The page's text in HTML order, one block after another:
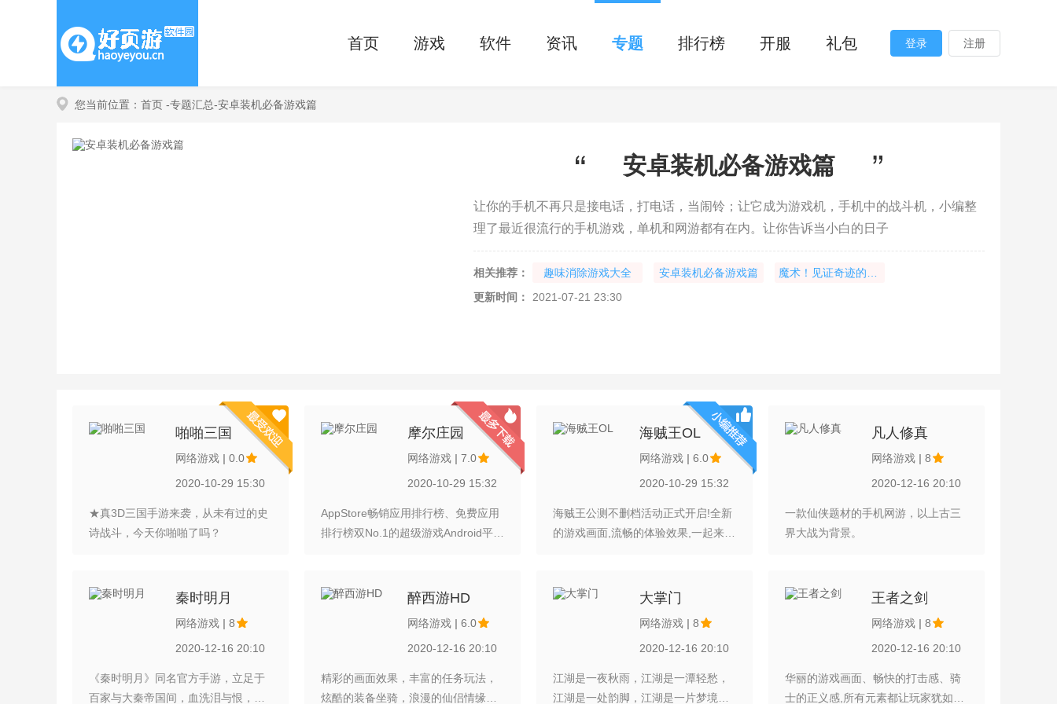
首页 游戏 软件 资讯 专题 排行榜 开服 礼包 登录 注册
您当前位置： 首页 -专题汇总-安卓装机必备游戏篇
安卓装机必备游戏篇
让你的手机不再只是接电话，打电话，当闹铃；让它成为游戏机，手机中的战斗机，小编整
理了最近很流行的手机游戏，单机和网游都有在内。让你告诉当小白的日子
相关推荐： 趣味消除游戏大全 安卓装机必备游戏篇
更新时间：
2021-07-21 23:30
啪啪三国
网络游戏 | 0.0
2020-10-29 15:30
★真3D三国手游来袭，从未有过的史
诗战斗，今天你啪啪了吗？
摩尔庄园
网络游戏 | 7.0
2020-10-29 15:32
AppStore畅销应用排行榜、免费应用
排行榜双No.1的超级游戏Android平台
玩，奇特的剧情带你走进神秘世界。
你的最爱。 3、独特功能的各色建
筑，你的庄园你做主。 4、爽快升级
体验，成就感超棒。 5、4款内置小游
戏，玩不够的丰富内容。 6、和亲朋
海贼王OL
网络游戏 | 6.0
2020-10-29 15:32
海贼王公测不删档活动正式开启!全新
的游戏画面,流畅的体验效果,一起来寻
2.论坛提交 3.游戏qq群：256163191
凡人修真
网络游戏 | 8
2020-12-16 20:10
一款仙侠题材的手机网游，以上古三
界大战为背景。
秦时明月
网络游戏 | 8
2020-12-16 20:10
《秦时明月》同名官方手游，立足于
百家与大秦帝国间，血洗泪与恨，挥
醉西游HD
网络游戏 | 6.0
2020-12-16 20:10
精彩的画面效果，丰富的任务玩法，
炫酷的装备坐骑，浪漫的仙侣情缘，
大掌门
网络游戏 | 8
2020-12-16 20:10
江湖是一夜秋雨，江湖是一潭轻愁，
江湖是一处韵脚，江湖是一片梦境。
王者之剑
网络游戏 | 8
2020-12-16 20:10
华丽的游戏画面、畅快的打击感、骑
士的正义感,所有元素都让玩家犹如置